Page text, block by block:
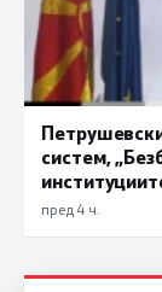
систем,
пред 4 ч.